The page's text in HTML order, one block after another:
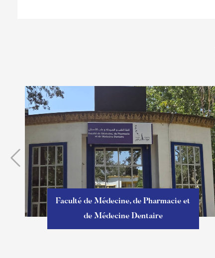
Faculté de Médecine, de Pharmacie et
de Médecine Dentaire